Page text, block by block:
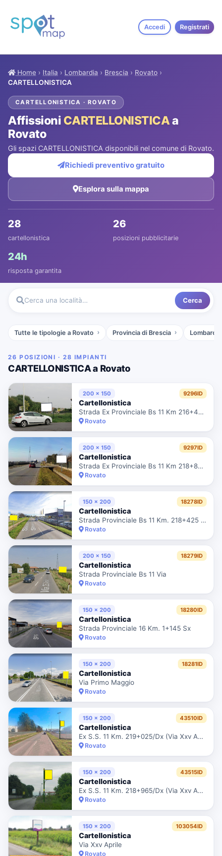
Accedi Registrati
Home › Italia › Lombardia › Brescia › Rovato ›
CARTELLONISTICA
CARTELLONISTICA · ROVATO
Affissioni CARTELLONISTICAa
Rovato
Gli spazi CARTELLONISTICA disponibili nel comune di Rovato.
Richiedi preventivo gratuito
Esplora sulla mappa
28
cartellonistica
26
posizioni pubblicitarie
24h
risposta garantita
Cerca una località… Cerca
Tutte le tipologie a Rovato Provincia di Brescia Lombardia
26 POSIZIONI · 28 IMPIANTI
CARTELLONISTICA a Rovato
200 x 150 9296ID
Cartellonistica
Strada Ex Provinciale Bs 11 Km 216+400 Dx - Via Xxv Aprile
Rovato
200 x 150 9297ID
Cartellonistica
Strada Ex Provinciale Bs 11 Km 218+820 Sx
Rovato
150 x 200 18278ID
Cartellonistica
Strada Provinciale Bs 11 Km. 218+425 Sx
Rovato
200 x 150 18279ID
Cartellonistica
Strada Provinciale Bs 11 Via
Rovato
150 x 200 18280ID
Cartellonistica
Strada Provinciale 16 Km. 1+145 Sx
Rovato
150 x 200 18281ID
Cartellonistica
Via Primo Maggio
Rovato
150 x 200 43510ID
Cartellonistica
Ex S.S. 11 Km. 219+025/Dx (Via Xxv Aprile)
Rovato
150 x 200 43515ID
Cartellonistica
Ex S.S. 11 Km. 218+965/Dx (Via Xxv Aprile)
Rovato
150 x 200 103054ID
Cartellonistica
Via Xxv Aprile
Rovato